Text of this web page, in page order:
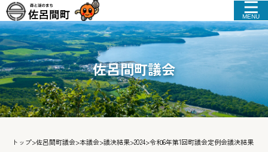
MENU
佐呂間町議会
トップ>佐呂間町議会>本議会>議決結果>2024>令和6年第1回町議会定例会議決結果（3